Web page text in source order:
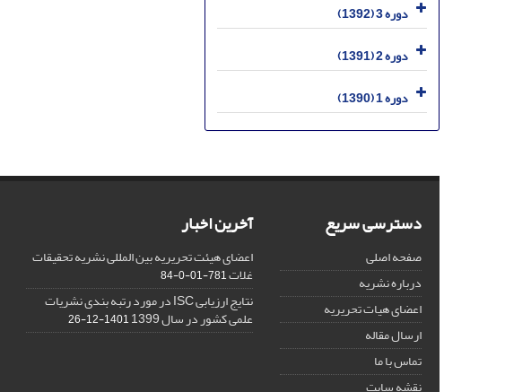
دوره 3 (1392)
دوره 2 (1391)
دوره 1 (1390)
دسترسی سریع
صفحه اصلی
درباره نشریه
اعضای هیات تحریریه
ارسال مقاله
تماس با ما
نقشه سایت
آخرین اخبار
اعضای هیئت تحریریه بین المللی نشریه تحقیقات
غلات781-01-0-84
نتایج ارزیابی ISC در مورد رتبه بندی نشریات
علمی کشور در سال 1399 1401-12-26